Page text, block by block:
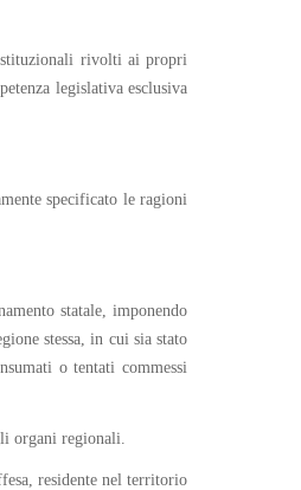
rivolti ai propri
legislativa esclusiva
specificato le ragioni
statale, imponendo
stessa, in cui sia stato
o tentati commessi
organi regionali.
residente nel territorio